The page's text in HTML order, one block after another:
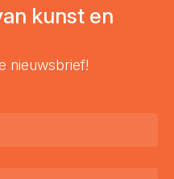
kunst en
nieuwsbrief!